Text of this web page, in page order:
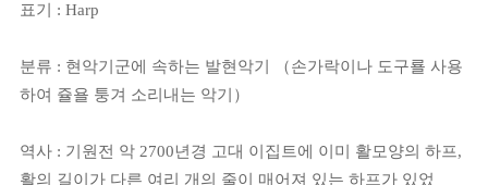
표기 : Harp
분류 : 현악기군에 속하는 발현악기 （손가락이나 도구룔 사용
하여 쥴욜 퉁겨 소리내는 악기）
역사 : 기원전 악 2700년경 고대 이집트에 이미 활모양의 하프,
활의 길이가 다른 여리 개의 줄이 매어져 있는 하프가 있었